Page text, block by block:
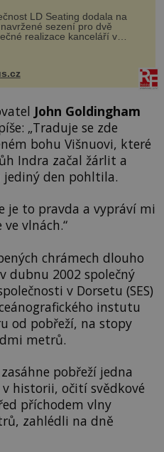
LD Seating dodala na
sezení pro dvě
realizace kanceláří v
MediaCityUK v anglickém
Media...
John Goldingham
„Traduje se zde
bohu Višnuovi, které
Indra začal žárlit a
jediný den pohltila.
je to pravda a vypráví mi
vlnách.“
chrámech dlouho
dubnu 2002 společný
v Dorsetu (SES)
instutu
od pobřeží, na stopy
metrů.
pobřeží jedna
historii, očití svědkové
příchodem vlny
zahlédli na dně